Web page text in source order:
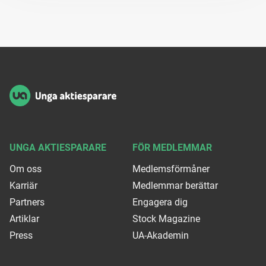
UNGA AKTIESPARARE
Om oss
Karriär
Partners
Artiklar
Press
FÖR MEDLEMMAR
Medlemsförmåner
Medlemmar berättar
Engagera dig
Stock Magazine
UA-Akademin